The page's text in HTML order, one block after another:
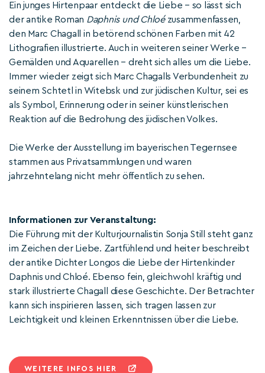
Ein junges Hirtenpaar entdeckt die Liebe – so lässt sich
der antike Roman Daphnis und Chloézusammenfassen,
den Marc Chagall in betörend schönen Farben mit 42
Lithografien illustrierte. Auch in weiteren seiner Werke –
Gemälden und Aquarellen – dreht sich alles um die Liebe.
Immer wieder zeigt sich Marc Chagalls Verbundenheit zu
seinem Schtetl in Witebsk und zur jüdischen Kultur, sei es
als Symbol, Erinnerung oder in seiner künstlerischen
Reaktion auf die Bedrohung des jüdischen Volkes.
Die Werke der Ausstellung im bayerischen Tegernsee
stammen aus Privatsammlungen und waren
jahrzehntelang nicht mehr öffentlich zu sehen.
Informationen zur Veranstaltung:
Die Führung mit der Kulturjournalistin Sonja Still steht ganz
im Zeichen der Liebe. Zartfühlend und heiter beschreibt
der antike Dichter Longos die Liebe der Hirtenkinder
Daphnis und Chloé. Ebenso fein, gleichwohl kräftig und
stark illustrierte Chagall diese Geschichte. Der Betrachter
kann sich inspirieren lassen, sich tragen lassen zur
Leichtigkeit und kleinen Erkenntnissen über die Liebe.
WEITERE INFOS HIER